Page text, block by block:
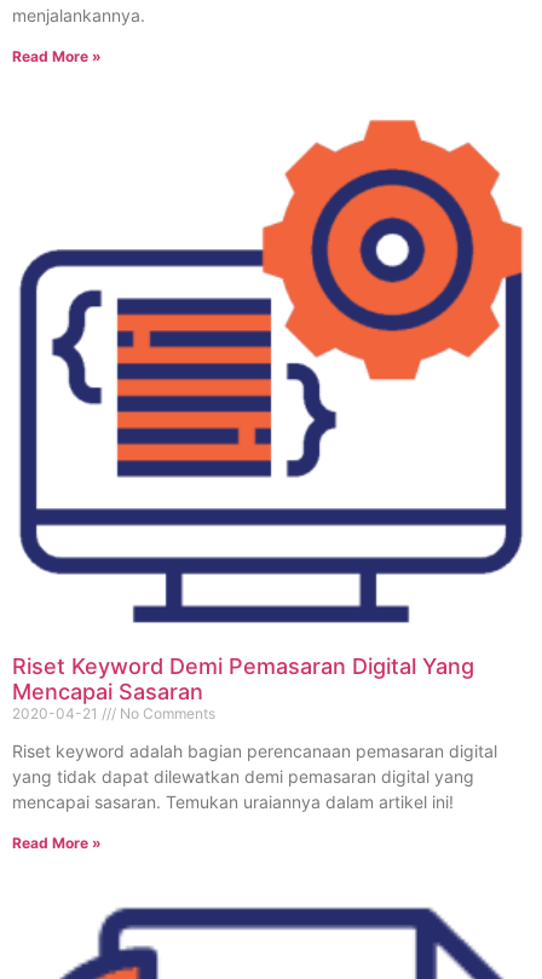
menjalankannya.
Read More »
Riset Keyword Demi Pemasaran Digital Yang
Mencapai Sasaran
2020-04-21 No Comments
Riset keyword adalah bagian perencanaan pemasaran digital
yang tidak dapat dilewatkan demi pemasaran digital yang
mencapai sasaran. Temukan uraiannya dalam artikel ini!
Read More »